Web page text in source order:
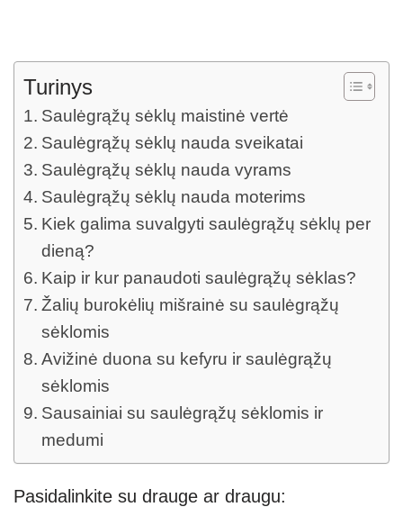
Turinys
Saulėgrąžų sėklų maistinė vertė
Saulėgrąžų sėklų nauda sveikatai
Saulėgrąžų sėklų nauda vyrams
Saulėgrąžų sėklų nauda moterims
Kiek galima suvalgyti saulėgrąžų sėklų per
dieną?
Kaip ir kur panaudoti saulėgrąžų sėklas?
Žalių burokėlių mišrainė su saulėgrąžų
sėklomis
Avižinė duona su kefyru ir saulėgrąžų
sėklomis
Sausainiai su saulėgrąžų sėklomis ir
medumi
Pasidalinkite su drauge ar draugu: